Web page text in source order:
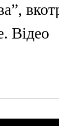
Відео